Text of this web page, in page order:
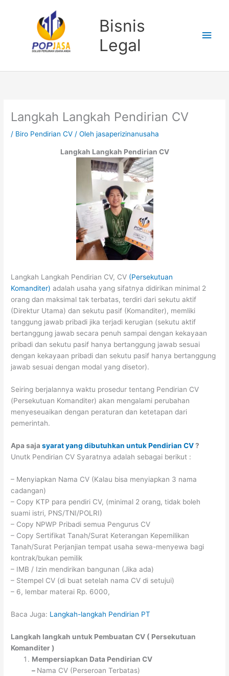
Bisnis
Legal
Langkah Langkah Pendirian CV
/ Biro Pendirian CV / Olehjasaperizinanusaha
Langkah Langkah Pendirian CV
Langkah Langkah Pendirian CV, CV (Persekutuan
Komanditer) adalah usaha yang sifatnya didirikan minimal 2
orang dan maksimal tak terbatas, terdiri dari sekutu aktif
(Direktur Utama) dan sekutu pasif (Komanditer), memliki
tanggung jawab pribadi jika terjadi kerugian (sekutu aktif
bertanggung jawab secara penuh sampai dengan kekayaan
pribadi dan sekutu pasif hanya bertanggung jawab sesuai
dengan kekayaan pribadi dan sekutu pasif hanya bertanggung
jawab sesuai dengan modal yang disetor).
Seiring berjalannya waktu prosedur tentang Pendirian CV
(Persekutuan Komanditer) akan mengalami perubahan
menyeseuaikan dengan peraturan dan ketetapan dari
pemerintah.
Apa sajasyarat yang dibutuhkan untuk Pendirian CV?
Unutk Pendirian CV Syaratnya adalah sebagai berikut :
– Menyiapkan Nama CV (Kalau bisa menyiapkan 3 nama
cadangan)
– Copy KTP para pendiri CV, (minimal 2 orang, tidak boleh
suami istri, PNS/TNI/POLRI)
– Copy NPWP Pribadi semua Pengurus CV
– Copy Sertifikat Tanah/Surat Keterangan Kepemilikan
Tanah/Surat Perjanjian tempat usaha sewa-menyewa bagi
kontrak/bukan pemilik
– IMB / Izin mendirikan bangunan (Jika ada)
– Stempel CV (di buat setelah nama CV di setujui)
– 6, lembar materai Rp. 6000,
Baca Juga: Langkah-langkah Pendirian PT
Langkah langkah untuk Pembuatan CV ( Persekutuan
Komanditer )
Mempersiapkan Data Pendirian CV
– Nama CV (Perseroan Terbatas)